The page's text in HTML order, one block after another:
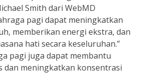
Smith dari WebMD
pagi dapat meningkatkan
memberikan energi ekstra, dan
hati secara keseluruhan.”
pagi juga dapat membantu
dan meningkatkan konsentrasi